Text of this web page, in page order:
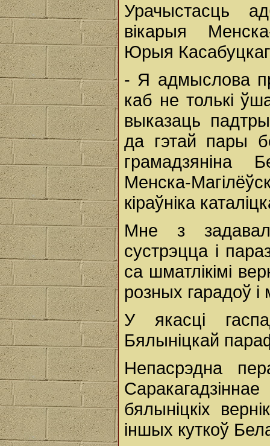
Урачыстасць
вікарыя
Юрыя
- Я адмыслова
каб не толькі
выказаць
да гэтай пары
грамадзяніна
Менска-
кіраўніка
Мне з
сустрэцца і
са шматлікімі
розных гарадоў і
У якасці
Бялыніцкай
Непасрэдна
бялыніцкіх
іншых куткоў